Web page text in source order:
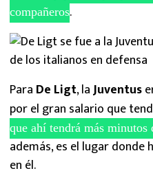
compañeros.
Para De Ligt, laJuventus
por el gran salario que
que ahí tendrá más
además, es el lugar donde
en él.